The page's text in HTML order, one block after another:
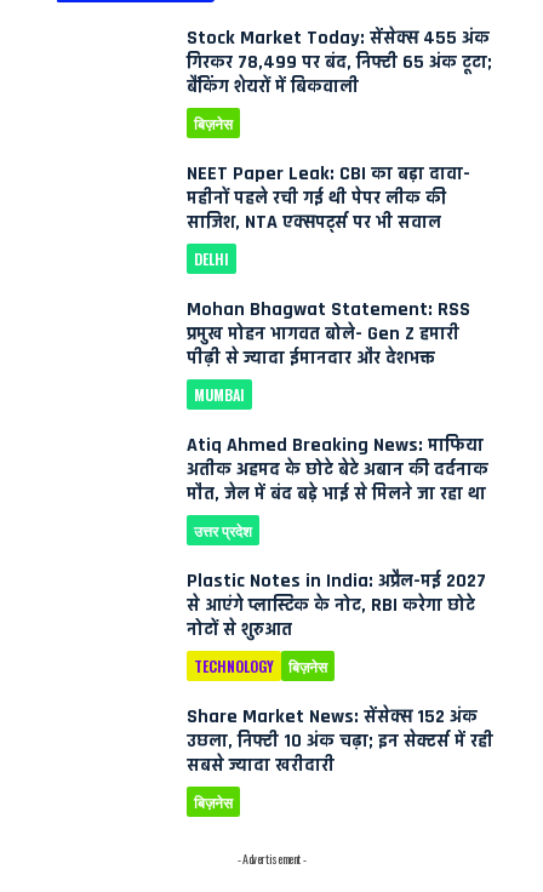
Stock Market Today: सेंसेक्स 455 अंक
गिरकर 78,499 पर बंद, निफ्टी 65 अंक टूटा;
बैंकिंग शेयरों में बिकवाली
बिज़नेस
NEET Paper Leak: CBI का बड़ा दावा-
महीनों पहले रची गई थी पेपर लीक की
साजिश, NTA एक्सपर्ट्स पर भी सवाल
DELHI
Mohan Bhagwat Statement: RSS
प्रमुख मोहन भागवत बोले- Gen Z हमारी
पीढ़ी से ज्यादा ईमानदार और देशभक्त
MUMBAI
Atiq Ahmed Breaking News: माफिया
अतीक अहमद के छोटे बेटे अबान की दर्दनाक
मौत, जेल में बंद बड़े भाई से मिलने जा रहा था
उत्तर प्रदेश
Plastic Notes in India: अप्रैल-मई 2027
से आएंगे प्लास्टिक के नोट, RBI करेगा छोटे
नोटों से शुरुआत
TECHNOLOGY बिज़नेस
Share Market News: सेंसेक्स 152 अंक
उछला, निफ्टी 10 अंक चढ़ा; इन सेक्टर्स में रही
सबसे ज्यादा खरीदारी
बिज़नेस
- Advertisement -